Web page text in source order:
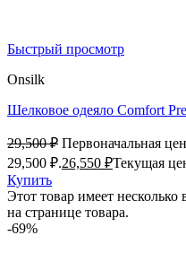
Быстрый просмотр
Onsilk
Шелковое одеяло Comfort
29,500₽ Первоначальная
29,500 ₽.26,550 ₽Текущая
Купить
Этот товар имеет
на странице товара.
-69%